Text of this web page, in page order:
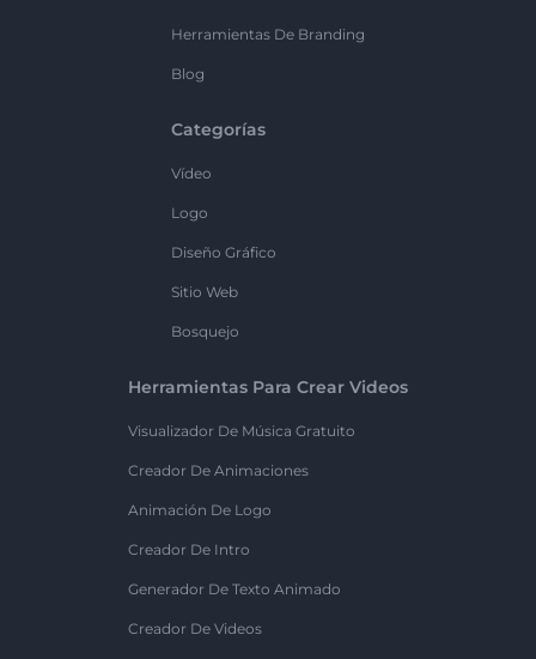
Herramientas De Branding
Blog
Categorías
Vídeo
Logo
Diseño Gráfico
Sitio Web
Bosquejo
Herramientas Para Crear Videos
Visualizador De Música Gratuito
Creador De Animaciones
Animación De Logo
Creador De Intro
Generador De Texto Animado
Creador De Videos